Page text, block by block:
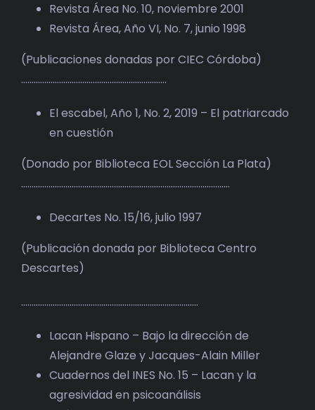
Revista Área No. 10, noviembre 2001
Revista Área, Año VI, No. 7, junio 1998
(Publicaciones donadas por CIEC Córdoba)
……………………………………………………………
El escabel, Año 1, No. 2, 2019 – El patriarcado
en cuestión
(Donado por Biblioteca EOL Sección La Plata)
………………………………………………………………………………………
Decartes No. 15/16, julio 1997
(Publicación donada por Biblioteca Centro
Descartes)
…………………………………………………………………………
Lacan Hispano – Bajo la dirección de
Alejandre Glaze y Jacques-Alain Miller
Cuadernos del INES No. 15 – Lacan y la
agresividad en psicoanálisis